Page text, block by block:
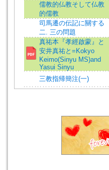
儒教的仏教そして仏教
的儒教
司馬遷の伝記に關する
二. 三の問題
真祐本『孝經啟蒙』と
安井真祐と=Kokyo
Keimo(Sinyu MS)and
Yasui Sinyu
三教指帰簡注(一)